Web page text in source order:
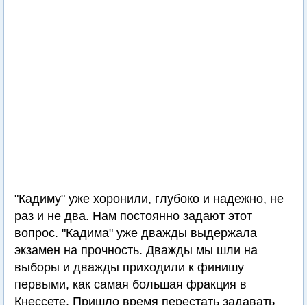
"Кадиму" уже хоронили, глубоко и надежно, не
раз и не два. Нам постоянно задают этот
вопрос. "Кадима" уже дважды выдержала
экзамен на прочность. Дважды мы шли на
выборы и дважды приходили к финишу
первыми, как самая большая фракция в
Кнессете. Пришло время перестать задавать